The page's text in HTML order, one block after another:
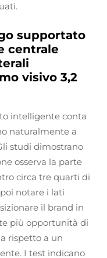
supportato
centrale
visivo 3,2
intelligente conta
naturalmente a
studi dimostrano
osserva la parte
circa tre quarti di
notare i lati
il brand in
più opportunità di
rispetto a un
I test indicano